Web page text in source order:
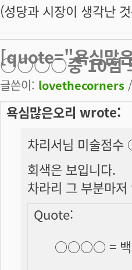
(성당과 시장이 생각난
[quote="욕심많
○○○○중 10점
글쓴이: lovethecorners
욕심많은오리 wrote:
차리서님 미술점
회색은 보입니다.
차라리 그 부분마
Quote:
○○○○ =